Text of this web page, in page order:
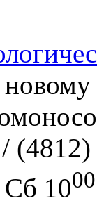
Сб 1000